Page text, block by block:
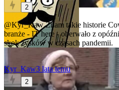
2
@Kyr_KawZnam takie historie
branże - IT here - oberwało z
skok zysków w czasach pandemii.
Kyr_Kaw3 lata temu
2